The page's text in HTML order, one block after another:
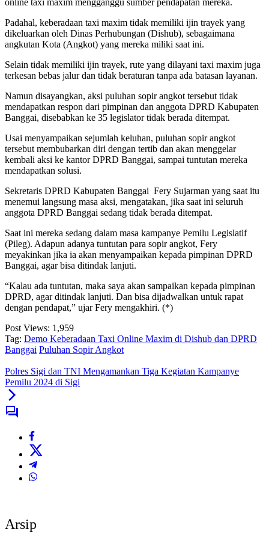
online taxi maxim mengganggu sumber pendapatan mereka.
Padahal, keberadaan taxi maxim tidak memiliki ijin trayek yang
dikeluarkan oleh Dinas Perhubungan (Dishub), sebagaimana
angkutan Kota (Angkot) yang mereka miliki saat ini.
Selain tidak memiliki ijin trayek, rute yang dilayani taxi maxim juga
terkesan bebas jalur dan tidak beraturan tanpa ada batasan layanan.
Namun disayangkan, aksi puluhan sopir angkot tersebut tidak
mendapatkan respon dari pimpinan dan anggota DPRD Kabupaten
Banggai, disebabkan ke 35 legislator tidak berada ditempat.
Usai menyampaikan sejumlah keluhan, puluhan sopir angkot
tersebut membubarkan diri dengan tertib dan akan menggelar
kembali aksi ke kantor DPRD Banggai, sampai tuntutan mereka
mendapatkan solusi.
Sekretaris DPRD Kabupaten Banggai Fery Sujarman yang saat itu
menemui langsung masa aksi, mengatakan, jika saat ini seluruh
anggota DPRD Banggai sedang tidak berada ditempat.
Saat ini mereka sedang dalam masa kampanye Pemilu Legislatif
(Pileg). Adapun adanya tuntutan para sopir angkot, Fery
meyakinkan jika ia akan menyampaikan kepada pimpinan DPRD
Banggai, agar bisa ditindak lanjuti.
“Kalau ada tuntutan, maka saya akan sampaikan kepada pimpinan
DPRD, agar ditindak lanjuti. Dan bisa dijadwalkan untuk rapat
dengan pendapat,” ujar Fery mengakhiri. (*)
Post Views: 1,959
Tag: Demo Keberadaan Taxi Online Maxim di Dishub dan DPRD
Banggai Puluhan Sopir Angkot
Polres Sigi dan TNI Mengamankan Tiga Kegiatan Kampanye
Pemilu 2024 di Sigi
Arsip